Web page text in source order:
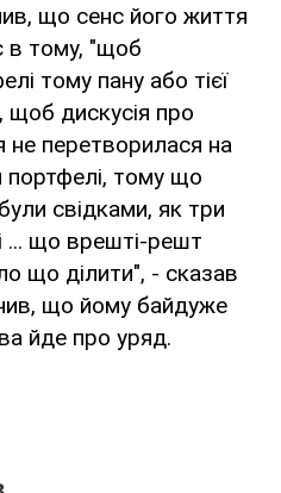
що сенс його життя
в тому, "щоб
тому пану або тієї
щоб дискусія про
не перетворилася на
портфелі, тому що
свідками, як три
... що врешті-решт
що ділити", - сказав
що йому байдуже
йде про уряд.